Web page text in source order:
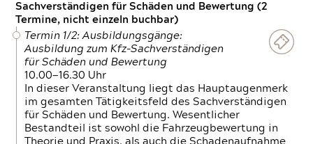
Sachverständigen für Schäden und Bewertung (2
Termine, nicht einzeln buchbar)
Termin 1/2: Ausbildungsgänge:
Ausbildung zum Kfz-Sachverständigen
für Schäden und Bewertung
10.00—16.30 Uhr
In dieser Veranstaltung liegt das Hauptaugenmerk
im gesamten Tätigkeitsfeld des Sachverständigen
für Schäden und Bewertung. Wesentlicher
Bestandteil ist sowohl die Fahrzeugbewertung in
Theorie und Praxis, als auch die Schadenaufnahme